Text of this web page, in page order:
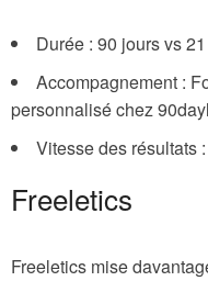
Durée : 90 jours vs
Accompagnement :
personnalisé chez
Vitesse des résultats
Freeletics
Freeletics mise